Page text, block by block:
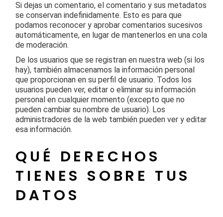
Si dejas un comentario, el comentario y sus metadatos
se conservan indefinidamente. Esto es para que
podamos reconocer y aprobar comentarios sucesivos
automáticamente, en lugar de mantenerlos en una cola
de moderación.
De los usuarios que se registran en nuestra web (si los
hay), también almacenamos la información personal
que proporcionan en su perfil de usuario. Todos los
usuarios pueden ver, editar o eliminar su información
personal en cualquier momento (excepto que no
pueden cambiar su nombre de usuario). Los
administradores de la web también pueden ver y editar
esa información.
QUÉ DERECHOS
TIENES SOBRE TUS
DATOS